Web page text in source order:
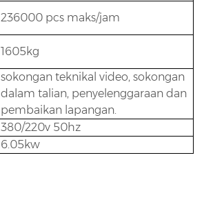
236000 pcs maks/jam
1605kg
sokongan teknikal video, sokongan
dalam talian, penyelenggaraan dan
pembaikan lapangan.
380/220v 50hz
6.05kw